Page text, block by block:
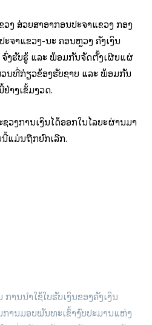
ງ ສ່ວຍສາອາກອນປະຈໍາແຂວງ ກອງ
ຈໍາແຂວງ-ນະ ຄອນຫຼວງ ຄັງເງິນ
ຈົ່ງຮັບຮູ້ ແລະ ພ້ອມກັນຈັດຕັ້ງເຜີຍແຜ່
ນທີ່ກ່ຽວຂ້ອງຮັບຊາບ ແລະ ພ້ອມກັນ
າງເຂັ້ມງວດ.
ວງການເງິນໄດ້ອອກໃນໄລຍະຜ່ານມາ
ແມ່ນຖືກຍົກເລີກ.
ານນໍາໃຊ້ໃບຮັບເງິນຂອງຄັງເງິນ
ການມອບພັນທະເຂົ້າງົບປະມານແຫ່ງ